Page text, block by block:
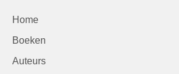
Home
Boeken
Auteurs